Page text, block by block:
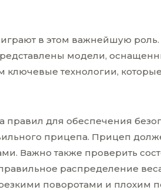
в этом важнейшую
модели,
ключевые технологии,
для обеспечения
прицепа. Прицеп
Важно также проверить
распределение
поворотами и плохим